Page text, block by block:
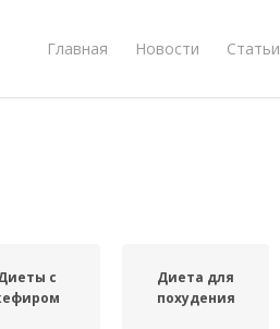
Главная Новости Статьи
с
Диета для
похудения